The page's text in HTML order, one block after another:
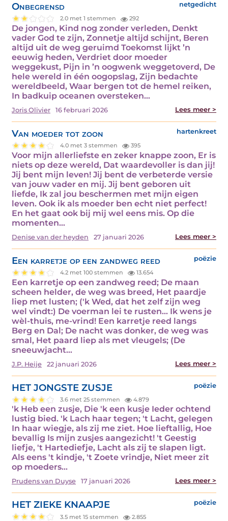
Onbegrensd netgedicht
2.0 met 1 stemmen 292
De jongen, Kind nog zonder verleden, Denkt
vader God te zijn, Zonnetje altijd schijnt, Beren
altijd uit de weg geruimd Toekomst lijkt ’n
eeuwig heden, Verdriet door moeder
weggekust, Pijn in ’n oogwenk weggetoverd, De
hele wereld in één oogopslag, Zijn bedachte
wereldbeeld, Waar bergen tot de hemel reiken,
In badkuip oceanen oversteken…
Joris Olivier 16 februari 2026 Lees meer >
Van moeder tot zoon hartenkreet
4.0 met 3 stemmen 395
Voor mijn allerliefste en zeker knappe zoon, Er is
niets op deze wereld, Dat waardevoller is dan jij!
Jij bent mijn leven! Jij bent de verbeterde versie
van jouw vader en mij. Jij bent geboren uit
liefde, Ik zal jou beschermen met mijn eigen
leven. Ook ik als moeder ben echt niet perfect!
En het gaat ook bij mij wel eens mis. Op die
momenten…
Denise van der heyden 27 januari 2026 Lees meer >
Een karretje op een zandweg reed poëzie
4.2 met 100 stemmen 13.654
Een karretje op een zandweg reed; De maan
scheen helder, de weg was breed, Het paardje
liep met lusten; ('k Wed, dat het zelf zijn weg
wel vindt:) De voerman lei te rusten... Ik wens je
wèl-thuis, me-vrind! Een karretje reed langs
Berg en Dal; De nacht was donker, de weg was
smal, Het paard liep als met vleugels; (De
sneeuwjacht…
J.P. Heije 22 januari 2026 Lees meer >
HET JONGSTE ZUSJE poëzie
3.6 met 25 stemmen 4.879
'k Heb een zusje, Die 'k een kusje Ieder ochtend
lustig bied. 'k Lach haar tegen; 't Lacht, gelegen
In haar wiegje, als zij me ziet. Hoe lieftallig, Hoe
bevallig Is mijn zusjes aangezicht! 't Geestig
liefje, 't Hartediefje, Lacht als zij te slapen ligt.
Als eens 't kindje, 't Zoete vrindje, Niet meer zit
op moeders…
Prudens van Duyse 17 januari 2026 Lees meer >
HET ZIEKE KNAAPJE poëzie
3.5 met 15 stemmen 2.855